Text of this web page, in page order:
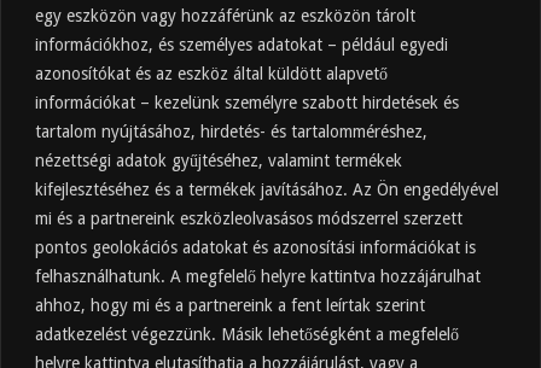
egy eszközön vagy hozzáférünk az eszközön tárolt
információkhoz, és személyes adatokat – például egyedi
azonosítókat és az eszköz által küldött alapvető
információkat – kezelünk személyre szabott hirdetések és
tartalom nyújtásához, hirdetés- és tartalomméréshez,
nézettségi adatok gyűjtéséhez, valamint termékek
kifejlesztéséhez és a termékek javításához. Az Ön engedélyével
mi és a partnereink eszközleolvasásos módszerrel szerzett
pontos geolokációs adatokat és azonosítási információkat is
felhasználhatunk. A megfelelő helyre kattintva hozzájárulhat
ahhoz, hogy mi és a partnereink a fent leírtak szerint
adatkezelést végezzünk. Másik lehetőségként a megfelelő
helyre kattintva elutasíthatja a hozzájárulást, vagy a
Felkapott
Almaecet mire jó? 21 gyakori felhasználási
terület
2025.10.31.
Almaecet fogyasztása: mikor, mennyit, mivel
hígítva?
2025.10.30.